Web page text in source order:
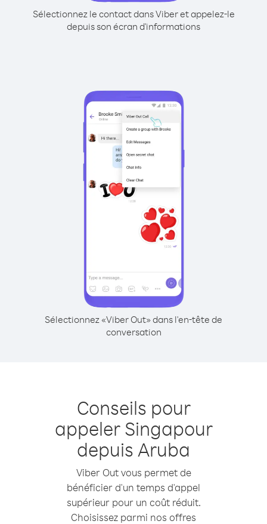
Sélectionnez le contact dans Viber et appelez-le
depuis son écran d'informations
Sélectionnez «Viber Out» dans l'en-tête de
conversation
Conseils pour
appeler Singapour
depuis Aruba
Viber Out vous permet de
bénéficier d'un temps d'appel
supérieur pour un coût réduit.
Choisissez parmi nos offres